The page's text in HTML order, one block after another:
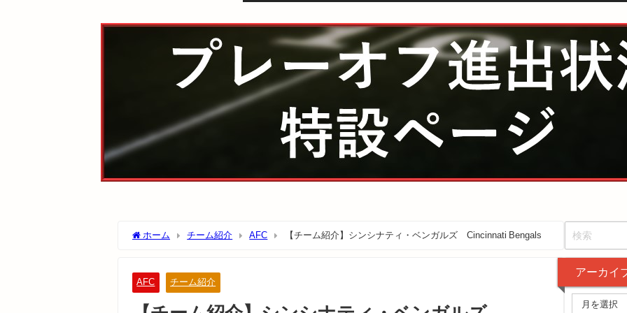
ホーム チーム紹介 AFC 【チーム紹介】シンシナティ・ベンガルズ Cincinnati Bengals
AFC チーム紹介
アーカイ